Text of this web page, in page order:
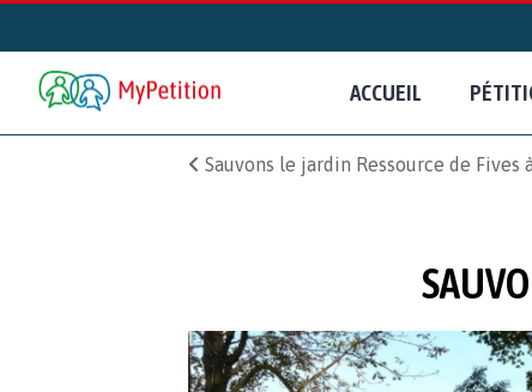
ACCUEIL
Sauvons le jardin Ressource de Fives